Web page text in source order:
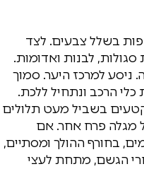
בשלל צבעים. לצד
סגולות, לבנות ואדומות.
ניסע למרכז היער. סמוך
הרכב ונתחיל ללכת.
בשביל מעט תלולים
מגלה פרח אחר. אם
בחורף ההולך ומסתיים,
הגשם, מתחת לעצי